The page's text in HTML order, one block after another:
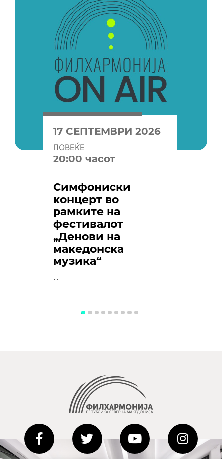
17 СЕПТЕМВРИ 2026
ПОВЕЌЕ
20:00 часот
Симфониски
концерт во
рамките на
фестивалот
„Денови на
македонска
музика“
...